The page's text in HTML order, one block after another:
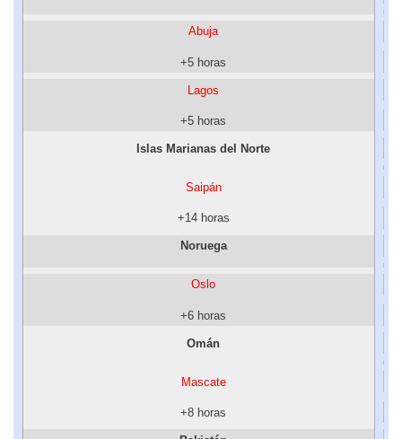
Abuja
+5 horas
Lagos
+5 horas
Islas Marianas del Norte
Saipán
+14 horas
Noruega
Oslo
+6 horas
Omán
Mascate
+8 horas